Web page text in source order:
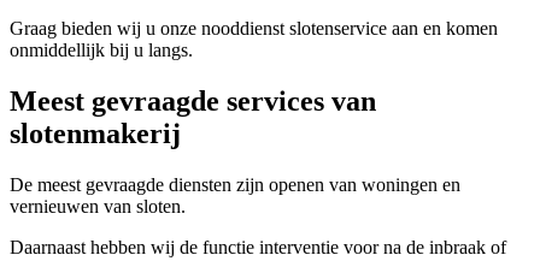
Graag bieden wij u onze nooddienst slotenservice aan en komen
onmiddellijk bij u langs.
Meest gevraagde services van
slotenmakerij
De meest gevraagde diensten zijn openen van woningen en
vernieuwen van sloten.
Daarnaast hebben wij de functie interventie voor na de inbraak of